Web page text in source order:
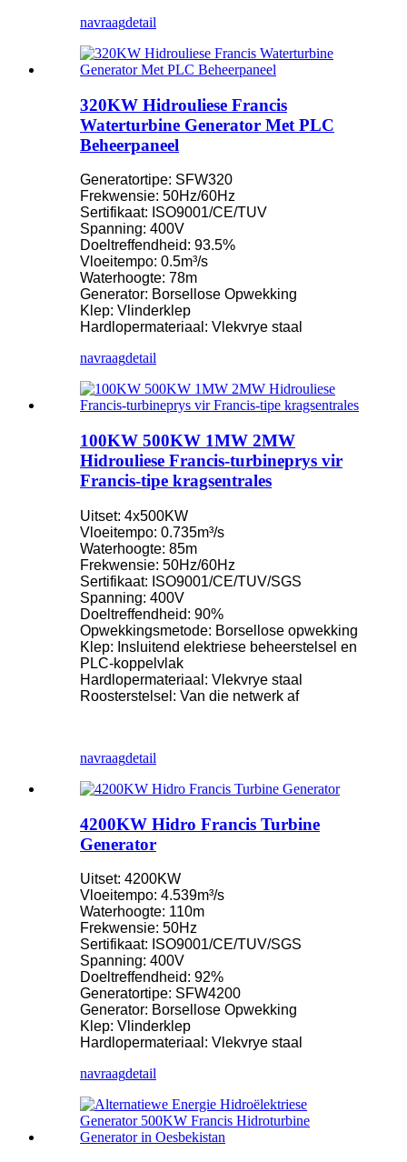
navraagdetail
320KW Hidrouliese Francis
Waterturbine Generator Met PLC
Beheerpaneel
Generatortipe: SFW320
Frekwensie: 50Hz/60Hz
Sertifikaat: ISO9001/CE/TUV
Spanning: 400V
Doeltreffendheid: 93.5%
Vloeitempo: 0.5m³/s
Waterhoogte: 78m
Generator: Borsellose Opwekking
Klep: Vlinderklep
Hardlopermateriaal: Vlekvrye staal
navraagdetail
100KW 500KW 1MW 2MW
Hidrouliese Francis-turbineprys vir
Francis-tipe kragsentrales
Uitset: 4x500KW
Vloeitempo: 0.735m³/s
Waterhoogte: 85m
Frekwensie: 50Hz/60Hz
Sertifikaat: ISO9001/CE/TUV/SGS
Spanning: 400V
Doeltreffendheid: 90%
Opwekkingsmetode: Borsellose opwekking
Klep: Insluitend elektriese beheerstelsel en
PLC-koppelvlak
Hardlopermateriaal: Vlekvrye staal
Roosterstelsel: Van die netwerk af
navraagdetail
4200KW Hidro Francis Turbine
Generator
Uitset: 4200KW
Vloeitempo: 4.539m³/s
Waterhoogte: 110m
Frekwensie: 50Hz
Sertifikaat: ISO9001/CE/TUV/SGS
Spanning: 400V
Doeltreffendheid: 92%
Generatortipe: SFW4200
Generator: Borsellose Opwekking
Klep: Vlinderklep
Hardlopermateriaal: Vlekvrye staal
navraagdetail